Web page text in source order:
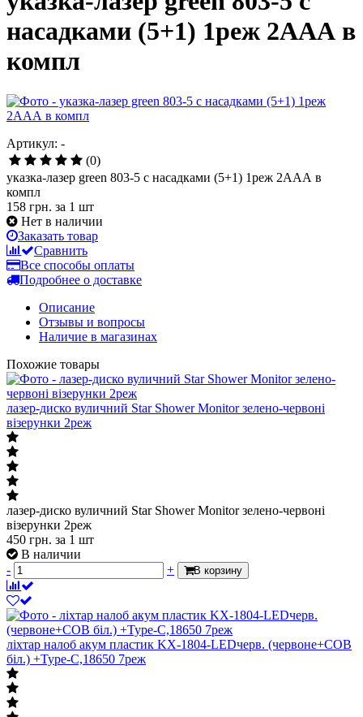
насадками (5+1) 1реж 2ААА в
компл
Артикул: -
(0)
указка-лазер green 803-5 с насадками (5+1) 1реж 2ААА в
компл
158 грн. за 1 шт
Нет в наличии
Заказать товар
Сравнить
Все способы оплаты
Подробнее о доставке
Описание
Отзывы и вопросы
Наличие в магазинах
Похожие товары
лазер-диско вуличний Star Shower Monitor зелено-червоні
візерунки 2реж
лазер-диско вуличний Star Shower Monitor зелено-червоні
візерунки 2реж
450 грн. за 1 шт
В наличии
-
+ В корзину
ліхтар налоб акум пластик KX-1804-LEDчерв. (червоне+СОВ
біл.) +Type-C,18650 7реж